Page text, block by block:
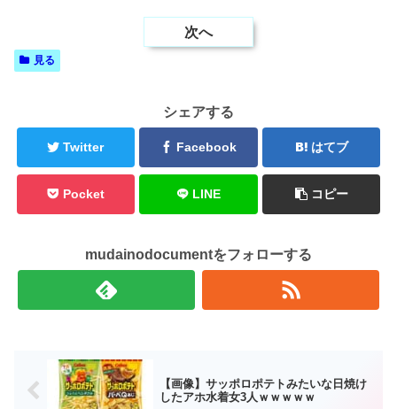
次へ
見る
シェアする
Twitter Facebook はてブ
Pocket LINE コピー
mudainodocumentをフォローする
【画像】サッポロポテトみたいな日焼け
したアホ水着女3人ｗｗｗｗｗ